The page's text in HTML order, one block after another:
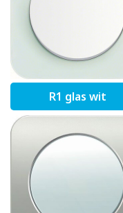
R1 glas wit